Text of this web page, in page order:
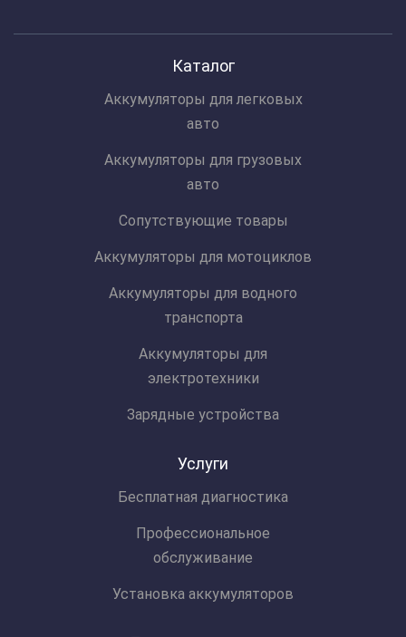
Каталог
Аккумуляторы для легковых
авто
Аккумуляторы для грузовых
авто
Сопутствующие товары
Аккумуляторы для мотоциклов
Аккумуляторы для водного
транспорта
Аккумуляторы для
электротехники
Зарядные устройства
Услуги
Бесплатная диагностика
Профессиональное
обслуживание
Установка аккумуляторов